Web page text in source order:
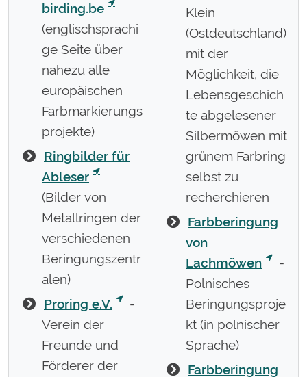
birding.be
(englischsprachi
ge Seite über
nahezu alle
europäischen
Farbmarkierungs
projekte)
Ringbilder für
Ableser
(Bilder von
Metallringen der
verschiedenen
Beringungszentr
alen)
Proring e.V.
-
Verein der
Freunde und
Förderer der
Klein
(Ostdeutschland)
mit der
Möglichkeit, die
Lebensgeschich
te abgelesener
Silbermöwen mit
grünem Farbring
selbst zu
recherchieren
Farbberingung
von
Lachmöwen
-
Polnisches
Beringungsproje
kt (in polnischer
Sprache)
Farbberingung